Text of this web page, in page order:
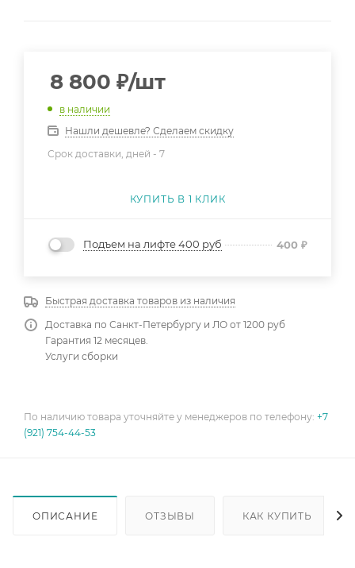
8 800 ₽/шт
в наличии
Нашли дешевле? Сделаем скидку
Срок доставки, дней - 7
КУПИТЬ В 1 КЛИК
Подъем на лифте 400 руб 400 ₽
Быстрая доставка товаров из наличия
Доставка по Санкт-Петербургу и ЛО от 1200 руб
Гарантия 12 месяцев.
Услуги сборки
По наличию товара уточняйте у менеджеров по телефону: +7
(921) 754-44-53
ОПИСАНИЕ ОТЗЫВЫ КАК КУПИТЬ